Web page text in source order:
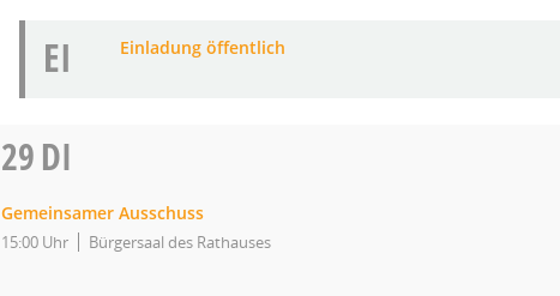
EI Einladung öffentlich
29DI
Gemeinsamer Ausschuss
15:00 Uhr Bürgersaal des Rathauses